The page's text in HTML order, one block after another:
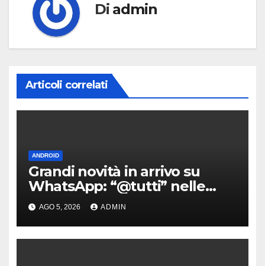
Di admin
Articoli correlati
ANDROID
Grandi novità in arrivo su
WhatsApp: “@tutti” nelle
chat di gruppo e non solo
AGO 5, 2026 ADMIN